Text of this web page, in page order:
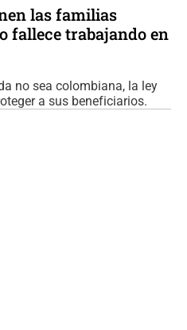
las familias
fallece trabajando en
no sea colombiana, la ley
a sus beneficiarios.